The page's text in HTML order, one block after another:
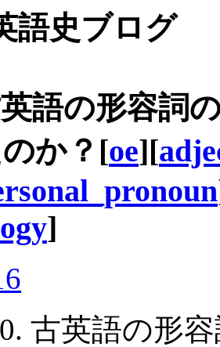
語史ブログ
英語の形容詞
か？[oe][
]
古英語の形